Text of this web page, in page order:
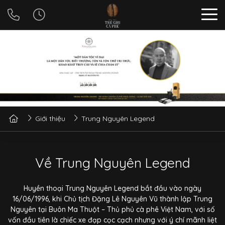
Giới thiệu Trung Nguyên Legend
Về Trung Nguyên Legend
Huyền thoại Trung Nguyên Legend bắt đầu vào ngày
16/06/1996, khi Chủ tịch Đặng Lê Nguyên Vũ thành lập Trung
Nguyên tại Buôn Ma Thuột – Thủ phủ cà phê Việt Nam, với số
vốn đầu tiên là chiếc xe đạp cọc cạch nhưng với ý chí mãnh liệt